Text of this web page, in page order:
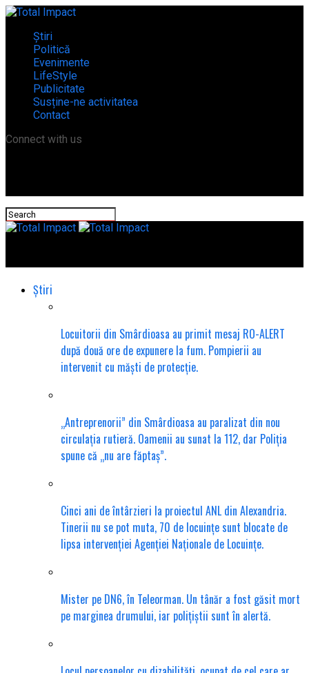
Știri
Politică
Evenimente
LifeStyle
Publicitate
Susține-ne activitatea
Contact
Connect with us
Știri
Locuitorii din Smârdioasa au primit mesaj RO-ALERT
după două ore de expunere la fum. Pompierii au
intervenit cu măști de protecție.
„Antreprenorii” din Smârdioasa au paralizat din nou
circulația rutieră. Oamenii au sunat la 112, dar Poliția
spune că „nu are făptaș”.
Cinci ani de întârzieri la proiectul ANL din Alexandria.
Tinerii nu se pot muta, 70 de locuințe sunt blocate de
lipsa intervenției Agenției Naționale de Locuințe.
Mister pe DN6, în Teleorman. Un tânăr a fost găsit mort
pe marginea drumului, iar polițiștii sunt în alertă.